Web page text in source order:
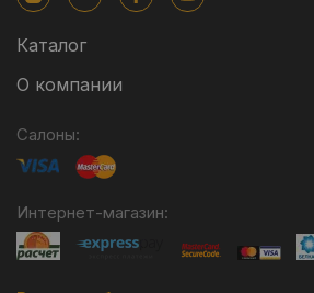
Каталог
О компании
Салоны:
Интернет-магазин: